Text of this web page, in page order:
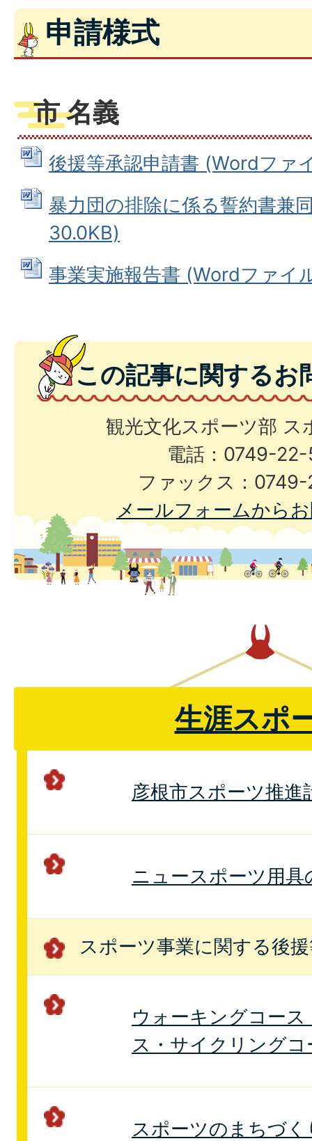
申請様式
市 名義
後援等承認申請書 (Wordファ
暴力団の排除に係る誓約書兼
30.0KB)
事業実施報告書 (Wordファイ
この記事に関するお
観光文化スポーツ部 ス
電話：0749-
ファックス：
メールフォームから
生涯スポ
彦根市スポーツ推進
ニュースポーツ用具
スポーツ事業に関する後
ウォーキングコー
ス・サイクリングコ
スポーツのまちづ